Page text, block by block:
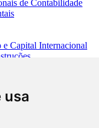
usa
de Contabilidade
Capital Internacional
Mobiliários
do SFN
Bancária
Nacional de